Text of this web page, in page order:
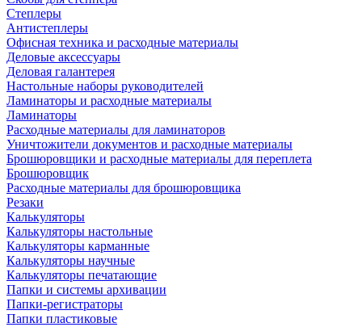
Степлеры
Антистеплеры
Офисная техника и расходные материалы
Деловые аксессуары
Деловая галантерея
Настольные наборы руководителей
Ламинаторы и расходные материалы
Ламинаторы
Расходные материалы для ламинаторов
Уничтожители документов и расходные материалы
Брошюровщики и расходные материалы для переплета
Брошюровщик
Расходные материалы для брошюровщика
Резаки
Калькуляторы
Калькуляторы настольные
Калькуляторы карманные
Калькуляторы научные
Калькуляторы печатающие
Папки и системы архивации
Папки-регистраторы
Папки пластиковые